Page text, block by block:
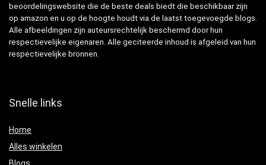
beoordelingswebsite die de beste deals biedt die beschikbaar zijn
op amazon en u op de hoogte houdt via de laatst toegevoegde blogs.
Alle afbeeldingen zijn auteursrechtelijk beschermd door hun
respectievelijke eigenaren. Alle geciteerde inhoud is afgeleid van hun
respectievelijke bronnen.
Snelle links
Home
Alles winkelen
Blogs